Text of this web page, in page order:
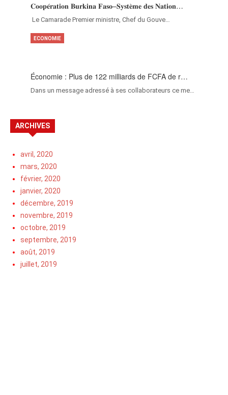
𝐂𝐨𝐨𝐩𝐞́𝐫𝐚𝐭𝐢𝐨𝐧 𝐁𝐮𝐫𝐤𝐢𝐧𝐚 𝐅𝐚𝐬𝐨–𝐒𝐲𝐬𝐭𝐞̀𝐦𝐞 𝐝𝐞𝐬 𝐍𝐚𝐭𝐢𝐨𝐧…
‎Le Camarade Premier ministre, Chef du Gouve…
Économie : Plus de 122 milliards de FCFA de r…
Dans un message adressé à ses collaborateurs ce me…
ECONOMIE
ARCHIVES
avril, 2020
mars, 2020
février, 2020
janvier, 2020
décembre, 2019
novembre, 2019
octobre, 2019
septembre, 2019
août, 2019
juillet, 2019